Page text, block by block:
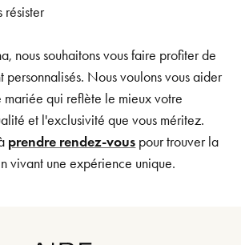
résister
nous souhaitons vous faire profiter de
personnalisés. Nous voulons vous aider
qui reflète le mieux votre
et l'exclusivité que vous méritez.
prendre rendez-vous pour trouver la
vivant une expérience unique.